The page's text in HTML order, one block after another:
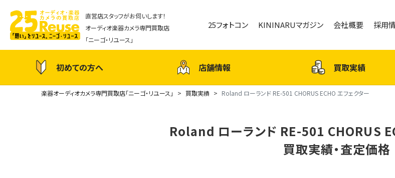
直営店スタッフがお伺いします！
オーディオ楽器カメラ専門買取店
「ニーゴ・リユース」
25フォトコン KININARUマガジン 会社概要 採用
初めての方へ 店舗情報 買取実績
楽器オーディオカメラ専門買取店「ニーゴ・リユース」 買取実績 Roland ローランド RE-501 CHORUS ECHO エフェクター
Roland ローランド RE-501 CHORUS
買取実績・査定価格